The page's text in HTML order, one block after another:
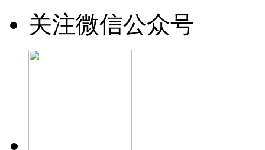
关注微信公众号